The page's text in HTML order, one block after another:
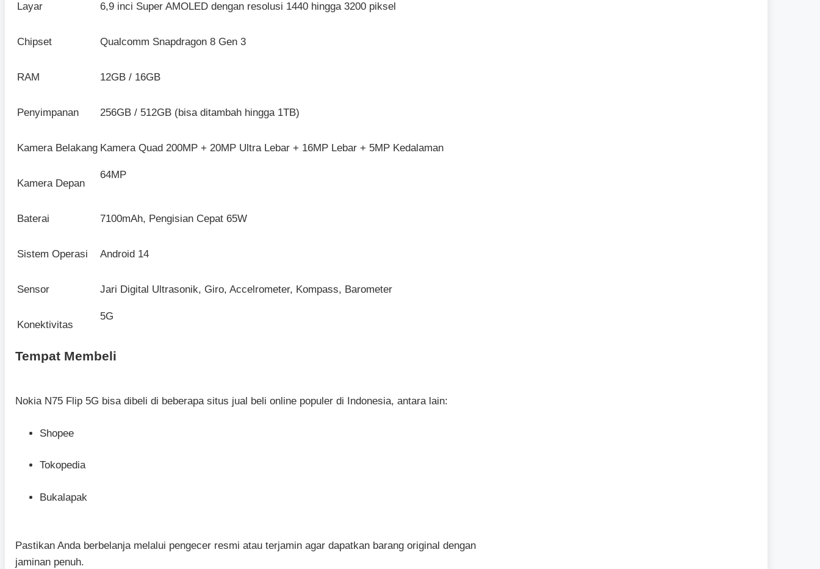
Layar 6,9 inci Super AMOLED dengan resolusi 1440 hingga 3200 piksel
Chipset Qualcomm Snapdragon 8 Gen 3
RAM 12GB / 16GB
Penyimpanan 256GB / 512GB (bisa ditambah hingga 1TB)
Kamera Belakang Kamera Quad 200MP + 20MP Ultra Lebar + 16MP Lebar + 5MP Kedalaman
Kamera Depan
64MP
Baterai 7100mAh, Pengisian Cepat 65W
Sistem Operasi Android 14
Sensor Jari Digital Ultrasonik, Giro, Accelrometer, Kompass, Barometer
Konektivitas
5G
Tempat Membeli
Nokia N75 Flip 5G bisa dibeli di beberapa situs jual beli online populer di Indonesia, antara lain:
Shopee
Tokopedia
Bukalapak
Pastikan Anda berbelanja melalui pengecer resmi atau terjamin agar dapatkan barang original dengan
jaminan penuh.